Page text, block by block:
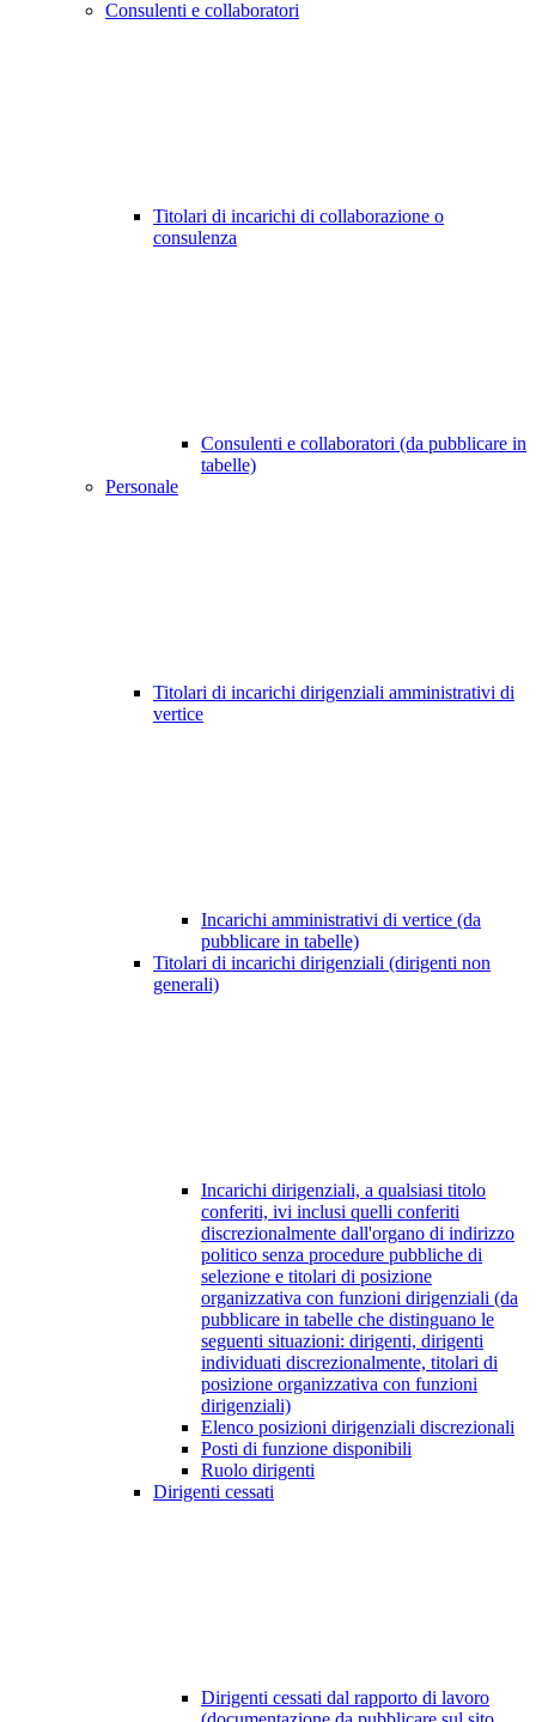
Consulenti e collaboratori
Titolari di incarichi di collaborazione o
consulenza
Consulenti e collaboratori (da pubblicare in
tabelle)
Personale
Titolari di incarichi dirigenziali amministrativi di
vertice
Incarichi amministrativi di vertice (da
pubblicare in tabelle)
Titolari di incarichi dirigenziali (dirigenti non
generali)
Incarichi dirigenziali, a qualsiasi titolo
conferiti, ivi inclusi quelli conferiti
discrezionalmente dall'organo di indirizzo
politico senza procedure pubbliche di
selezione e titolari di posizione
organizzativa con funzioni dirigenziali (da
pubblicare in tabelle che distinguano le
seguenti situazioni: dirigenti, dirigenti
individuati discrezionalmente, titolari di
posizione organizzativa con funzioni
dirigenziali)
Elenco posizioni dirigenziali discrezionali
Posti di funzione disponibili
Ruolo dirigenti
Dirigenti cessati
Dirigenti cessati dal rapporto di lavoro